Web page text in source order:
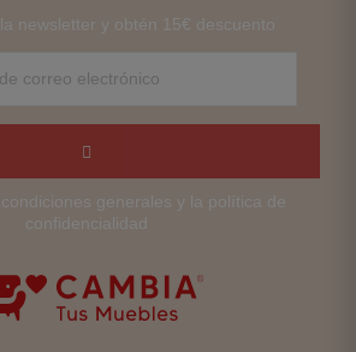
newsletter y obtén 15€ descuento
generales y la política de
confidencialidad